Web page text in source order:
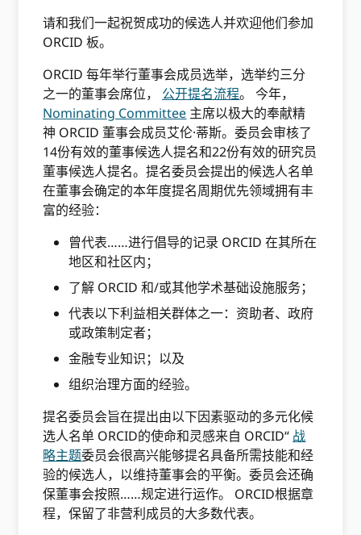
请和我们一起祝贺成功的候选人并欢迎他们参加
ORCID 板。
ORCID 每年举行董事会成员选举，选举约三分
之一的董事会席位， 公开提名流程。 今年，
Nominating Committee 主席以极大的奉献精
神 ORCID 董事会成员艾伦·蒂斯。委员会审核了
14份有效的董事候选人提名和22份有效的研究员
董事候选人提名。提名委员会提出的候选人名单
在董事会确定的本年度提名周期优先领域拥有丰
富的经验：
曾代表……进行倡导的记录 ORCID 在其所在
地区和社区内；
了解 ORCID 和/或其他学术基础设施服务；
代表以下利益相关群体之一：资助者、政府
或政策制定者；
金融专业知识；以及
组织治理方面的经验。
提名委员会旨在提出由以下因素驱动的多元化候
选人名单 ORCID的使命和灵感来自 ORCID“ 战
略主题委员会很高兴能够提名具备所需技能和经
验的候选人，以维持董事会的平衡。委员会还确
保董事会按照……规定进行运作。 ORCID根据章
程，保留了非营利成员的大多数代表。